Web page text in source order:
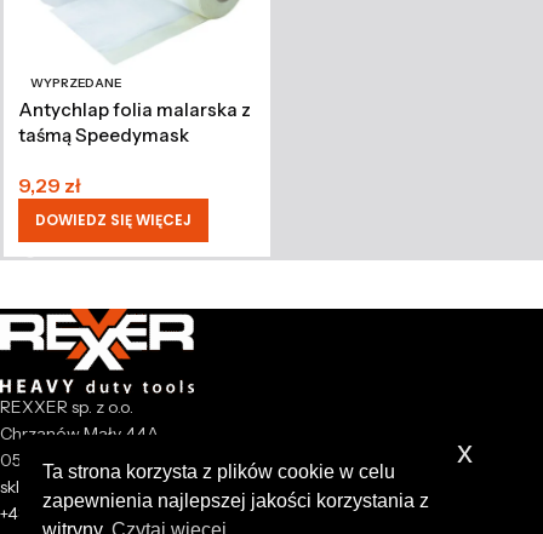
WYPRZEDANE
Antychlap folia malarska z
taśmą Speedymask
9,29 zł
DOWIEDZ SIĘ WIĘCEJ
REXXER sp. z o.o.
Chrzanów Mały 44A
05-825 Grodzisk Mazowiecki
sklep@rexxer.pl
+48 512 477 473
Ta strona korzysta z plików cookie w celu
zapewnienia najlepszej jakości korzystania z
witryny.Czytaj więcej
x